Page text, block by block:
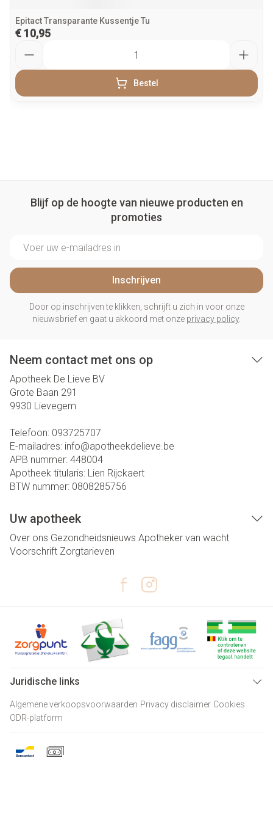
Epitact Transparante Kussentje Tu
€ 10,95
Bestel
Blijf op de hoogte van nieuwe producten en
promoties
Inschrijven
Door op inschrijven te klikken, schrijft u zich in voor onze
nieuwsbrief en gaat u akkoord met onze privacy policy.
Neem contact met ons op
Apotheek De Lieve BV
Grote Baan 291
9930 Lievegem
Telefoon: 093725707
E-mailadres: info@apotheekdelieve.be
APB nummer: 448004
Apotheek titularis: Lien Rijckaert
BTW nummer: 0808285756
Uw apotheek
Over ons Gezondheidsnieuws Apotheker van wacht
Voorschrift Zorgtarieven
Juridische links
Algemene verkoopsvoorwaarden Privacy disclaimer Cookies
ODR-platform